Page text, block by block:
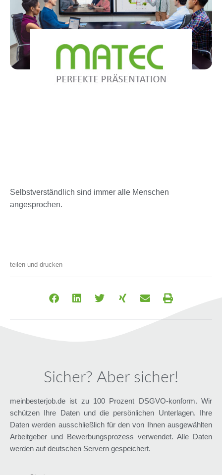
Selbstverständlich sind immer alle Menschen
angesprochen.
teilen und drucken
Sicher? Aber sicher!
meinbesterjob.de ist zu 100 Prozent DSGVO-konform. Wir
schützen Ihre Daten und die persönlichen Unterlagen. Ihre
Daten werden ausschließlich für den von Ihnen ausgewählten
Arbeitgeber und Bewerbungsprozess verwendet. Alle Daten
werden auf deutschen Servern gespeichert.